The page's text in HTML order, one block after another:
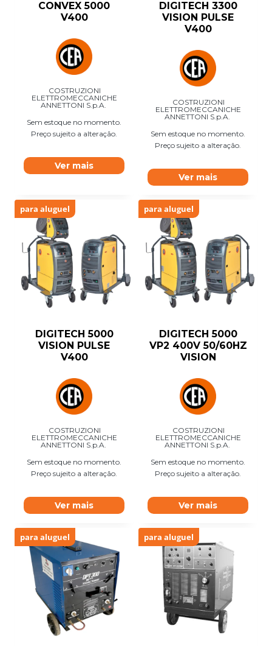
CONVEX 5000
V400
COSTRUZIONI
ELETTROMECCANICHE
ANNETTONI S.p.A.
Sem estoque no momento.
Preço sujeito a alteração.
Ver mais
DIGITECH 3300
VISION PULSE
V400
COSTRUZIONI
ELETTROMECCANICHE
ANNETTONI S.p.A.
Sem estoque no momento.
Preço sujeito a alteração.
Ver mais
para aluguel
DIGITECH 5000
VISION PULSE
V400
COSTRUZIONI
ELETTROMECCANICHE
ANNETTONI S.p.A.
Sem estoque no momento.
Preço sujeito a alteração.
Ver mais
para aluguel
DIGITECH 5000
VP2 400V 50/60HZ
VISION
COSTRUZIONI
ELETTROMECCANICHE
ANNETTONI S.p.A.
Sem estoque no momento.
Preço sujeito a alteração.
Ver mais
para aluguel para aluguel